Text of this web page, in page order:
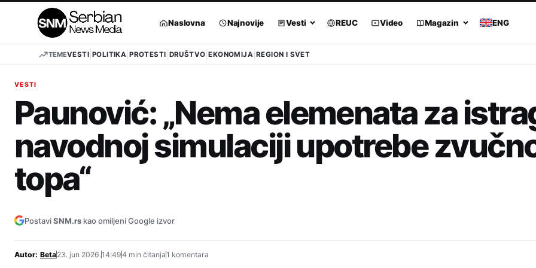
Naslovna Najnovije Vesti REUC Video Magazin ENG
TEMEVESTI POLITIKA PROTESTI DRUŠTVO EKONOMIJA REGION I SVET
VESTI
Paunović: „Nema elemenata za
navodnoj simulaciji upotrebe
topa“
PostaviSNM.rs kao omiljeni Google izvor
Autor: Beta23. jun 2026.14:494 min čitanja1 komentara